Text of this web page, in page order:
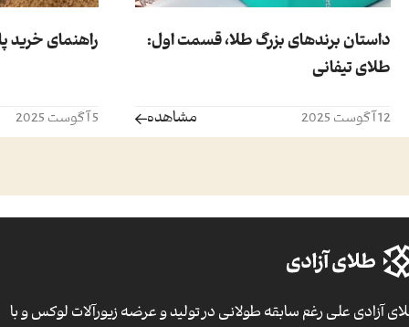
داستان برندهای بزرگ طلا، قسمت اول:
طلای تیفانی
12 آگوست 2025 مشاهده
راهنمای خرید
5 آگوست 2025
آزادی علی رغم سابقه طولانی در تولید و عرضه زیورآلات لوکس و با